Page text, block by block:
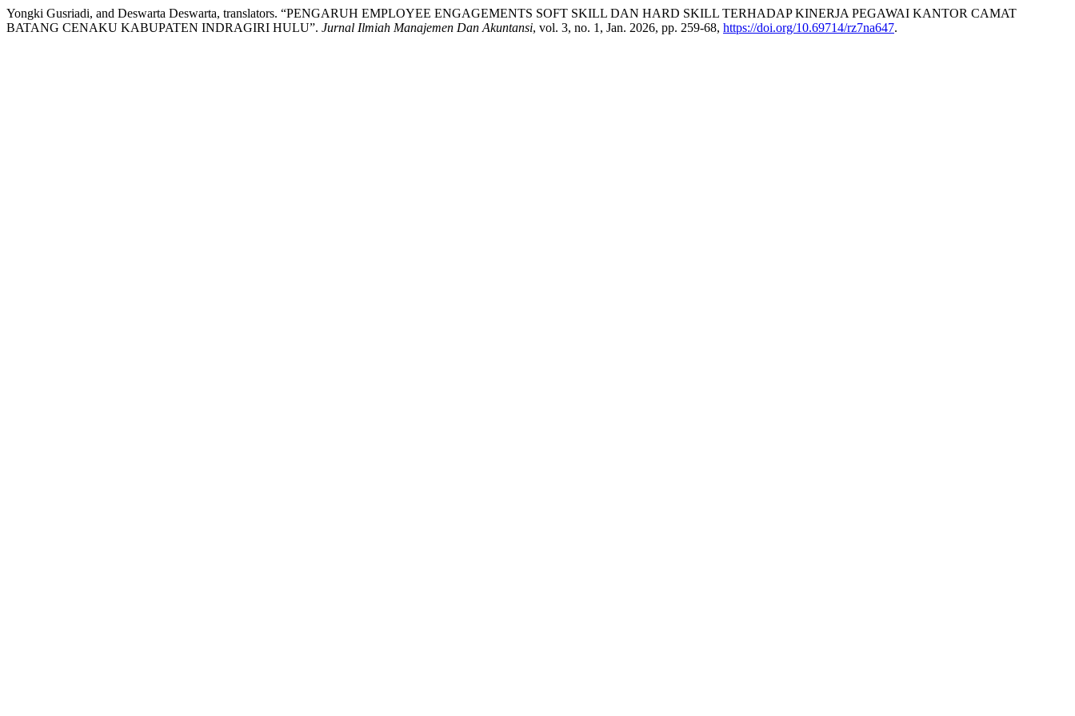
Yongki Gusriadi, and Deswarta Deswarta, translators. “PENGARUH EMPLOYEE ENGAGEMENTS SOFT SKILL DAN HARD SKILL TERHADAP KINERJA PEGAWAI KANTOR CAMAT
BATANG CENAKU KABUPATEN INDRAGIRI HULU”. Jurnal Ilmiah Manajemen Dan Akuntansi, vol. 3, no. 1, Jan. 2026, pp. 259-68, https://doi.org/10.69714/rz7na647.